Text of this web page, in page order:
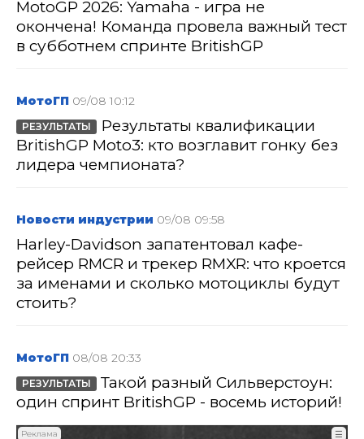
MotoGP 2026: Yamaha - игра не
окончена! Команда провела важный тест
в субботнем спринте BritishGP
МотоГП 09/08 10:12
РЕЗУЛЬТАТЫ
Результаты квалификации
BritishGP Moto3: кто возглавит гонку без
лидера чемпионата?
Новости индустрии 09/08 09:58
Harley-Davidson запатентовал кафе-
рейсер RMCR и трекер RMXR: что кроется
за именами и сколько мотоциклы будут
стоить?
МотоГП 08/08 20:33
РЕЗУЛЬТАТЫ
Такой разный Сильверстоун:
один спринт BritishGP - восемь историй!
Реклама ☰